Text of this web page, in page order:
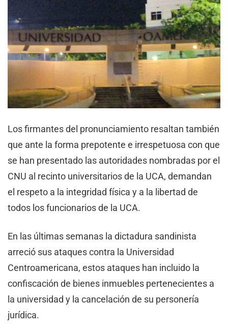
Los firmantes del pronunciamiento resaltan también
que ante la forma prepotente e irrespetuosa con que
se han presentado las autoridades nombradas por el
CNU al recinto universitarios de la UCA, demandan
el respeto a la integridad física y a la libertad de
todos los funcionarios de la UCA.
En las últimas semanas la dictadura sandinista
arreció sus ataques contra la Universidad
Centroamericana, estos ataques han incluido la
confiscación de bienes inmuebles pertenecientes a
la universidad y la cancelación de su personería
jurídica.